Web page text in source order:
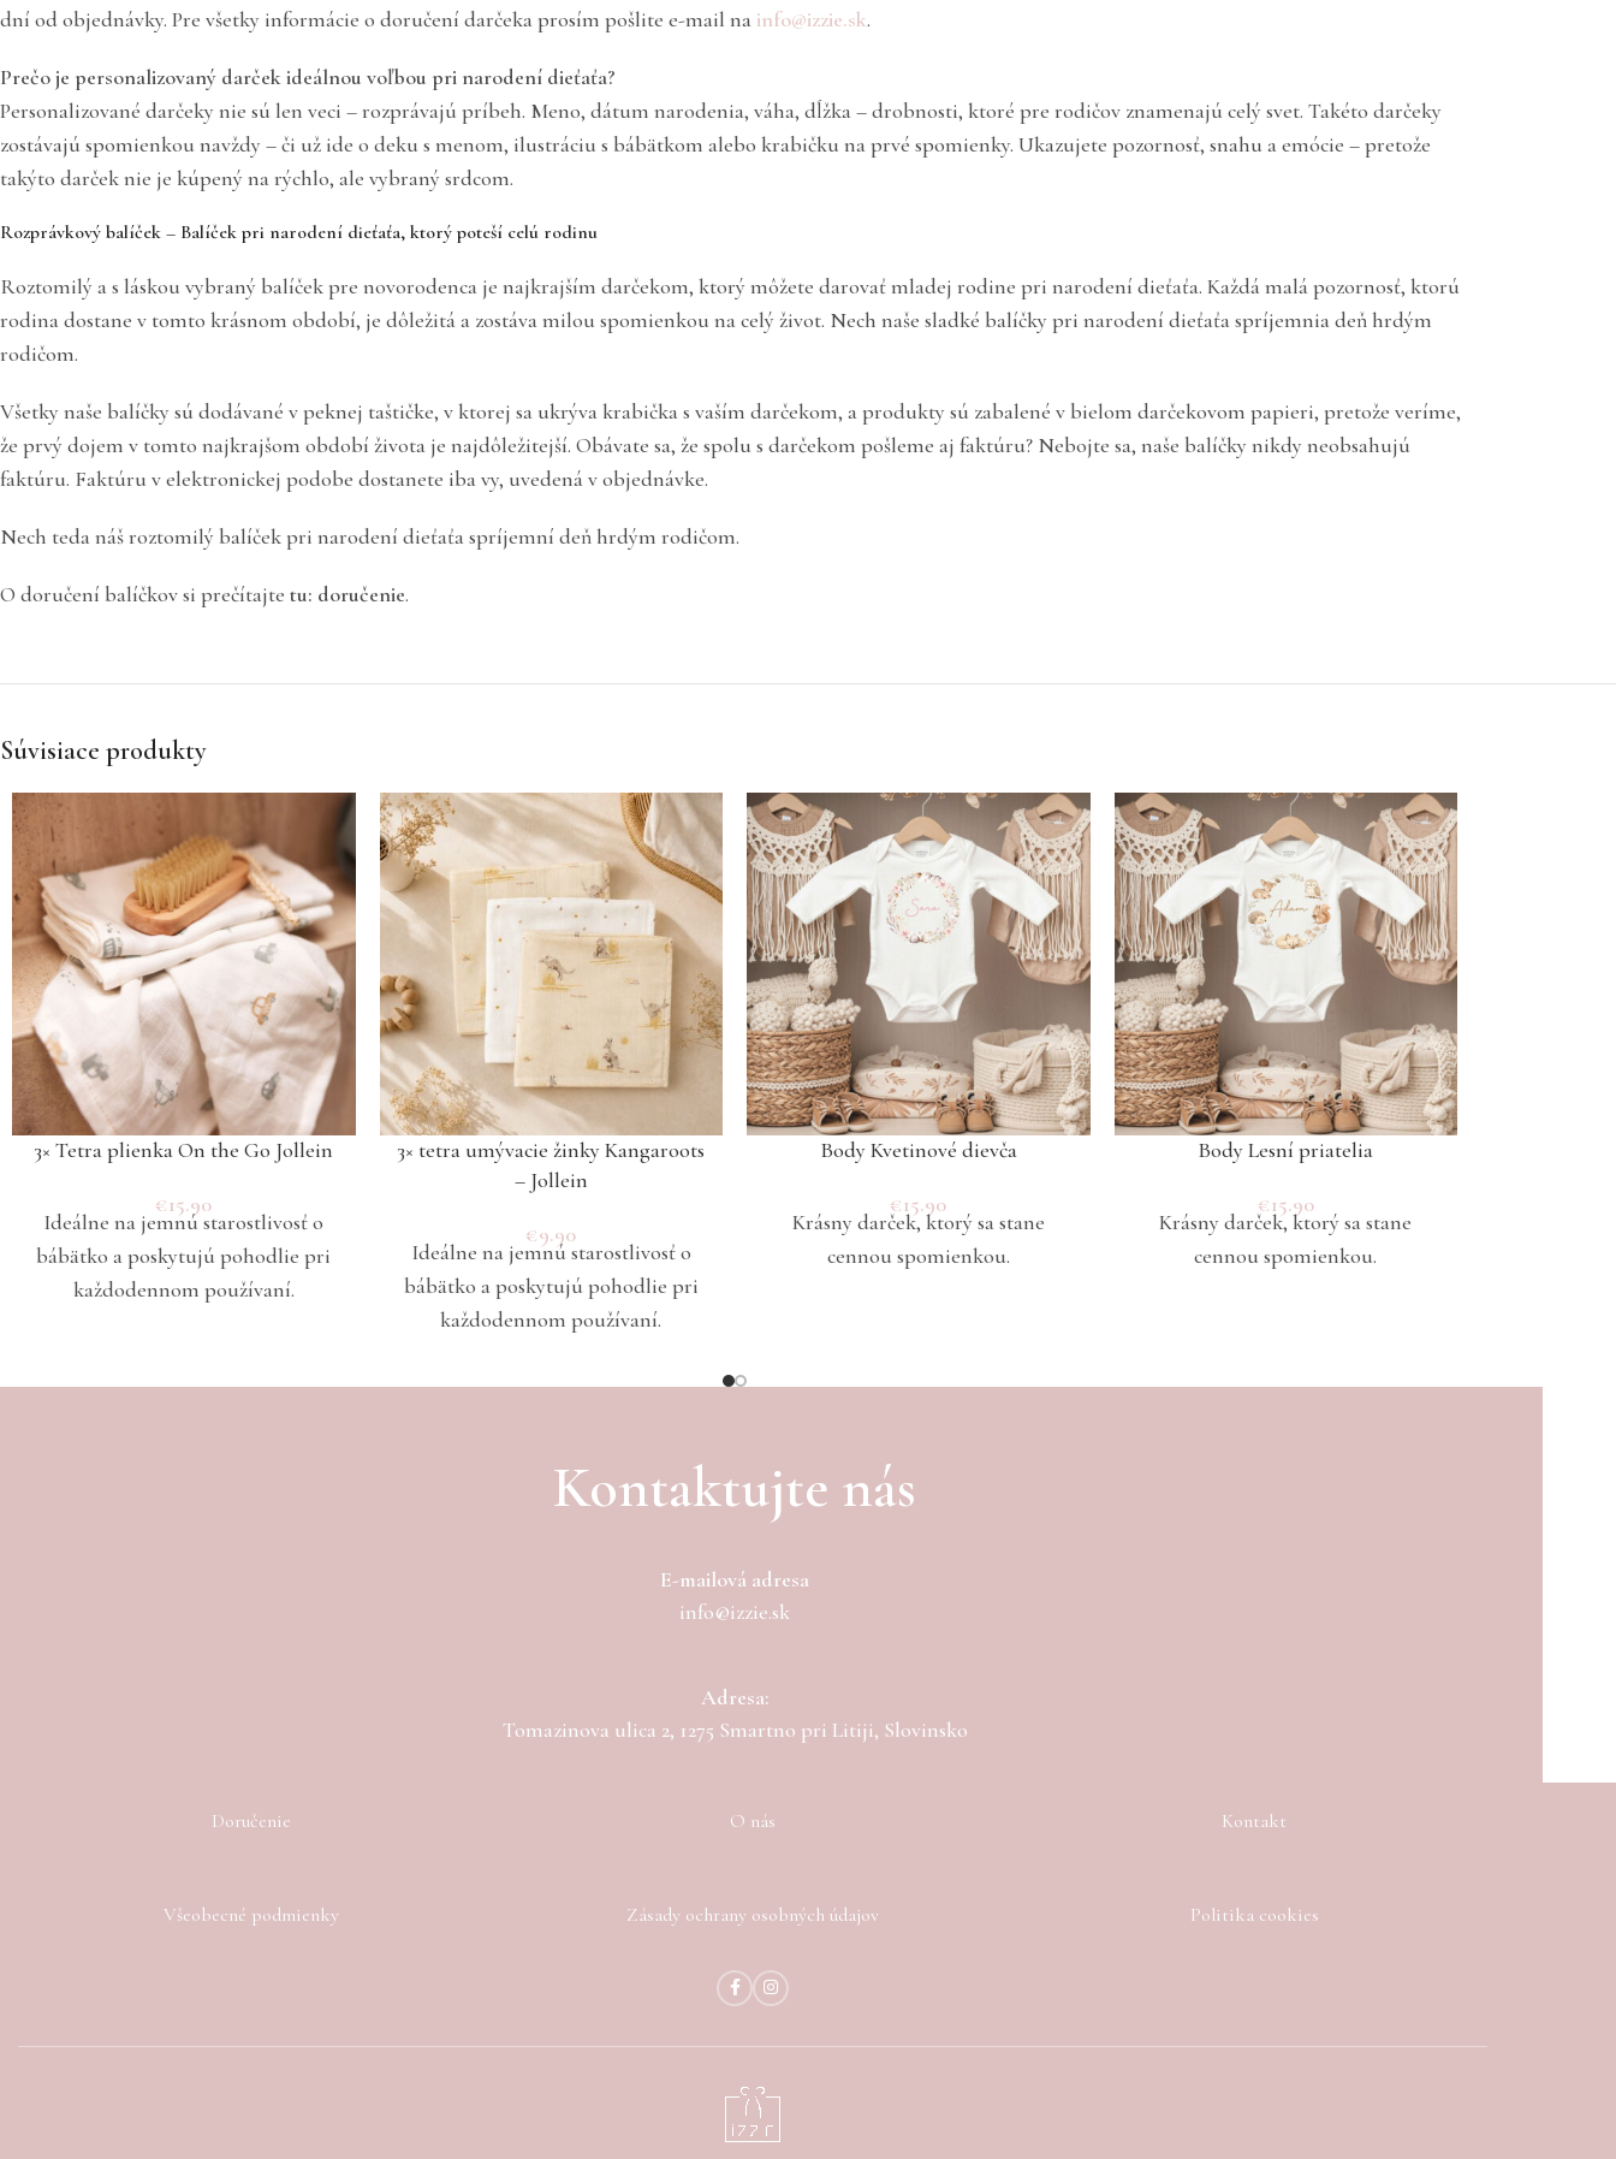
dní od objednávky. Pre všetky informácie o doručení darčeka prosím pošlite e-mail na info@izzie.sk.
Prečo je personalizovaný darček ideálnou voľbou pri narodení dieťaťa?
Personalizované darčeky nie sú len veci – rozprávajú príbeh. Meno, dátum narodenia, váha, dĺžka – drobnosti, ktoré pre rodičov znamenajú celý svet. Takéto darčeky
zostávajú spomienkou navždy – či už ide o deku s menom, ilustráciu s bábätkom alebo krabičku na prvé spomienky. Ukazujete pozornosť, snahu a emócie – pretože
takýto darček nie je kúpený na rýchlo, ale vybraný srdcom.
Rozprávkový balíček – Balíček pri narodení dieťaťa, ktorý poteší celú rodinu
Roztomilý a s láskou vybraný balíček pre novorodenca je najkrajším darčekom, ktorý môžete darovať mladej rodine pri narodení dieťaťa. Každá malá pozornosť, ktorú
rodina dostane v tomto krásnom období, je dôležitá a zostáva milou spomienkou na celý život. Nech naše sladké balíčky pri narodení dieťaťa spríjemnia deň hrdým
rodičom.
Všetky naše balíčky sú dodávané v peknej taštičke, v ktorej sa ukrýva krabička s vaším darčekom, a produkty sú zabalené v bielom darčekovom papieri, pretože veríme,
že prvý dojem v tomto najkrajšom období života je najdôležitejší. Obávate sa, že spolu s darčekom pošleme aj faktúru? Nebojte sa, naše balíčky nikdy neobsahujú
faktúru. Faktúru v elektronickej podobe dostanete iba vy, uvedená v objednávke.
Nech teda náš roztomilý balíček pri narodení dieťaťa spríjemní deň hrdým rodičom.
O doručení balíčkov si prečítajte tu: doručenie.
Súvisiace produkty
3× Tetra plienka On the Go Jollein
€15.90
Ideálne na jemnú starostlivosť o
bábätko a poskytujú pohodlie pri
každodennom používaní.
3× tetra umývacie žinky Kangaroots
– Jollein
€9.90
Ideálne na jemnú starostlivosť o
bábätko a poskytujú pohodlie pri
každodennom používaní.
Body Kvetinové dievča
€15.90
Krásny darček, ktorý sa stane
cennou spomienkou.
Body Lesní priatelia
€15.90
Krásny darček, ktorý sa stane
cennou spomienkou.
Kontaktujte nás
E-mailová adresa
info@izzie.sk
Adresa:
Tomazinova ulica 2, 1275 Smartno pri Litiji, Slovinsko
Doručenie O nás Kontakt
Všeobecné podmienky Zásady ochrany osobných údajov Politika cookies